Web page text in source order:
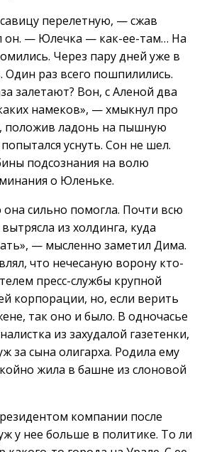
перелетную, — сжав
он. — Юлечка — как-ее-там… На
Через пару дней уже в
Один раз всего пошпилились.
залетают? Вон, с Аленой два
намеков», — хмыкнул про
положив ладонь на пышную
уснуть. Сон не шел.
подсознания на волю
о Юленьке.
она сильно помогла. Почти всю
из холдинга, куда
— мысленно заметил Дима.
что нечесаную ворону кто-
пресс-службы крупной
корпорации, но, если верить
так оно и было. В одночасье
из захудалой газетенки,
за сына олигарха. Родила ему
жила в башне из слоновой
компании после
у нее больше в политике. То ли